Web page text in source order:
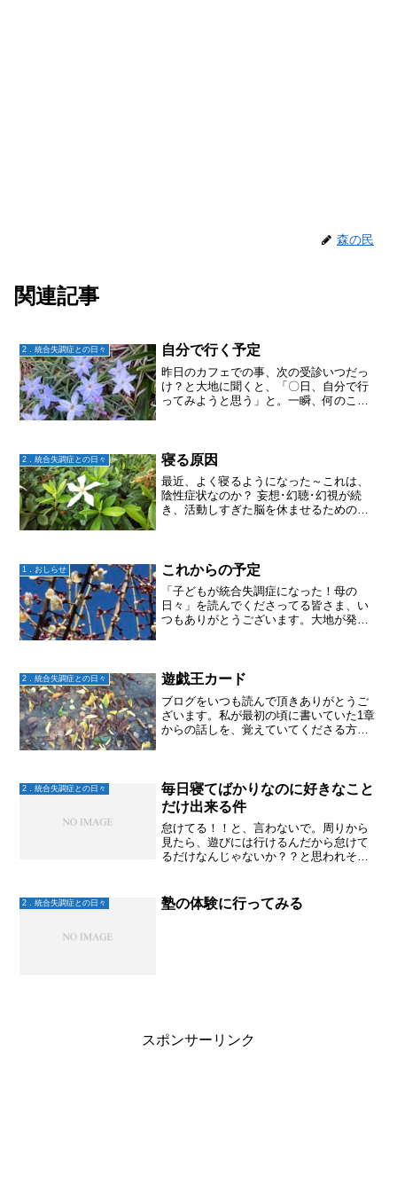
森の民
関連記事
2．統合失調症との日々 自分で行く予定
昨日のカフェでの事、次の受診いつだっ
け？と大地に聞くと、「〇日、自分で行
ってみようと思う」と。一瞬、何のこと
診すると言うなんて！！びっ...
2．統合失調症との日々 寝る原因
最近、よく寝るようになった～これは、
陰性症状なのか？ 妄想･幻聴･幻視が続
き、活動しすぎた脳を休ませるための自
としても、その眠気と...
1．おしらせ これからの予定
「子どもが統合失調症になった！母の
日々」を読んでくださってる皆さま、い
つもありがとうございます。大地が発病
かわからない。もう書くの...
2．統合失調症との日々 遊戯王カード
ブログをいつも読んで頂きありがとうご
ざいます。私が最初の頃に書いていた1章
からの話しを、覚えていてくださる方も
てくれた友人は、大学を...
2．統合失調症との日々
毎日寝てばかりなのに好きなこと
だけ出来る件
怠けてる！！と、言わないで。周りから
見たら、遊びには行けるんだから怠けて
るだけなんじゃないか？？と思われそう
出るらしい。それにしても、大地のゴロ
ゴロはホントに陰性症状な...
2．統合失調症との日々 塾の体験に行ってみる
スポンサーリンク